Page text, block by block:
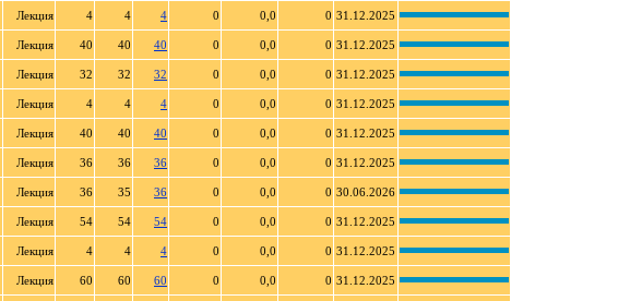
Лекция 4 4 4 0 0,0 0 31.12.2025
Лекция 40 40 40 0 0,0 0 31.12.2025
Лекция 32 32 32 0 0,0 0 31.12.2025
Лекция 4 4 4 0 0,0 0 31.12.2025
Лекция 40 40 40 0 0,0 0 31.12.2025
Лекция 36 36 36 0 0,0 0 31.12.2025
Лекция 36 35 36 0 0,0 0 30.06.2026
Лекция 54 54 54 0 0,0 0 31.12.2025
Лекция 4 4 4 0 0,0 0 31.12.2025
Лекция 60 60 60 0 0,0 0 31.12.2025